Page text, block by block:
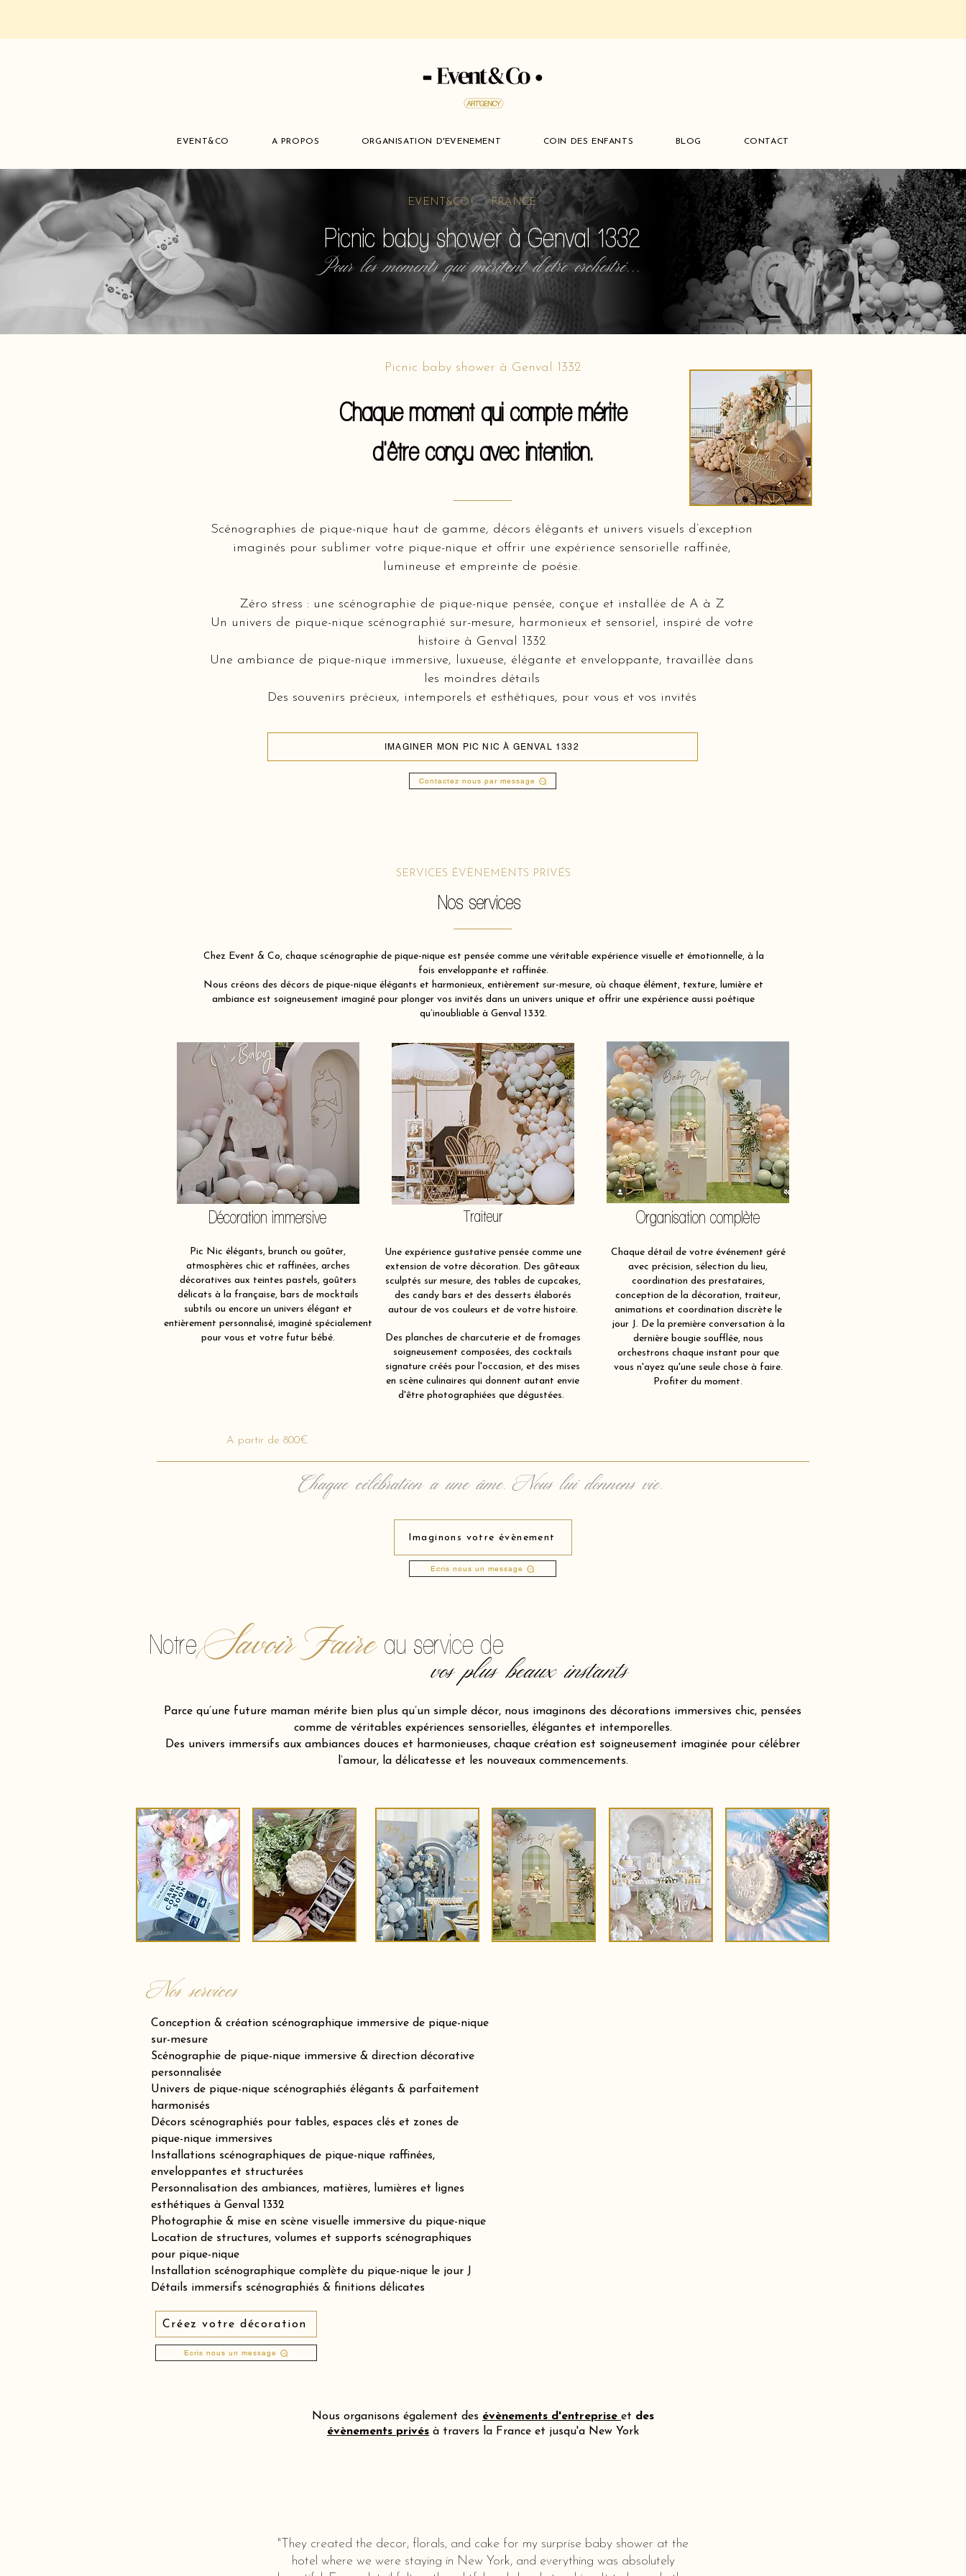
EVENT&CO A PROPOS ORGANISATION D'EVENEMENT COIN DES ENFANTS BLOG CONTACT
EVENT&CO FRANCE
Picnic baby shower à Genval 1332
Pour les moments qui méritent d'etre orchestré...
Picnic baby shower à Genval 1332
Chaque moment qui compte mérite
d'être conçu avec intention.
Scénographies de pique-nique haut de gamme, décors élégants et univers visuels d’exception
imaginés pour sublimer votre pique-nique et offrir une expérience sensorielle raffinée,
lumineuse et empreinte de poésie.
Zéro stress : une scénographie de pique-nique pensée, conçue et installée de A à Z
Un univers de pique-nique scénographié sur-mesure, harmonieux et sensoriel, inspiré de votre
histoire à Genval 1332
Une ambiance de pique-nique immersive, luxueuse, élégante et enveloppante, travaillée dans
les moindres détails
Des souvenirs précieux, intemporels et esthétiques, pour vous et vos invités
IMAGINER MON PIC NIC À GENVAL 1332
Contactez nous par message
SERVICES ÉVÈNEMENTS PRIVÉS
Nos services
Chez Event & Co, chaque scénographie de pique-nique est pensée comme une véritable expérience visuelle et émotionnelle, à la
fois enveloppante et raffinée.
Nous créons des décors de pique-nique élégants et harmonieux, entièrement sur-mesure, où chaque élément, texture, lumière et
ambiance est soigneusement imaginé pour plonger vos invités dans un univers unique et offrir une expérience aussi poétique
qu’inoubliable à Genval 1332.
Décoration immersive
Pic Nic élégants, brunch ou goûter,
atmosphères chic et raffinées, arches
décoratives aux teintes pastels, goûters
délicats à la française, bars de mocktails
subtils ou encore un univers élégant et
entièrement personnalisé, imaginé spécialement
pour vous et votre futur bébé.
Traiteur
Une expérience gustative pensée comme une
extension de votre décoration. Des gâteaux
sculptés sur mesure, des tables de cupcakes,
des candy bars et des desserts élaborés
autour de vos couleurs et de votre histoire.
Des planches de charcuterie et de fromages
soigneusement composées, des cocktails
signature créés pour l'occasion, et des mises
en scène culinaires qui donnent autant envie
d'être photographiées que dégustées.
Organisation complète
Chaque détail de votre événement géré
avec précision, sélection du lieu,
coordination des prestataires,
conception de la décoration, traiteur,
animations et coordination discrète le
jour J. De la première conversation à la
dernière bougie soufflée, nous
orchestrons chaque instant pour que
vous n'ayez qu'une seule chose à faire.
Profiter du moment.
A partir de 800€
Chaque célébration a une âme. Nous lui donnons vie.
Imaginons votre évènement
Ecris nous un message
Savoir Faire
Notre au service de
vos plus beaux instants
Parce qu’une future maman mérite bien plus qu’un simple décor, nous imaginons des décorations immersives chic, pensées
comme de véritables expériences sensorielles, élégantes et intemporelles.
Des univers immersifs aux ambiances douces et harmonieuses, chaque création est soigneusement imaginée pour célébrer
l’amour, la délicatesse et les nouveaux commencements.
Nos services
Conception & création scénographique immersive de pique-nique
sur-mesure
Scénographie de pique-nique immersive & direction décorative
personnalisée
Univers de pique-nique scénographiés élégants & parfaitement
harmonisés
Décors scénographiés pour tables, espaces clés et zones de
pique-nique immersives
Installations scénographiques de pique-nique raffinées,
enveloppantes et structurées
Personnalisation des ambiances, matières, lumières et lignes
esthétiques à Genval 1332
Photographie & mise en scène visuelle immersive du pique-nique
Location de structures, volumes et supports scénographiques
pour pique-nique
Installation scénographique complète du pique-nique le jour J
Détails immersifs scénographiés & finitions délicates
Créez votre décoration
Ecris nous un message
Nous organisons également des évènements d'entreprise et des
évènements privés à travers la France et jusqu'a New York
"They created the decor, florals, and cake for my surprise baby shower at the
hotel where we were staying in New York, and everything was absolutely